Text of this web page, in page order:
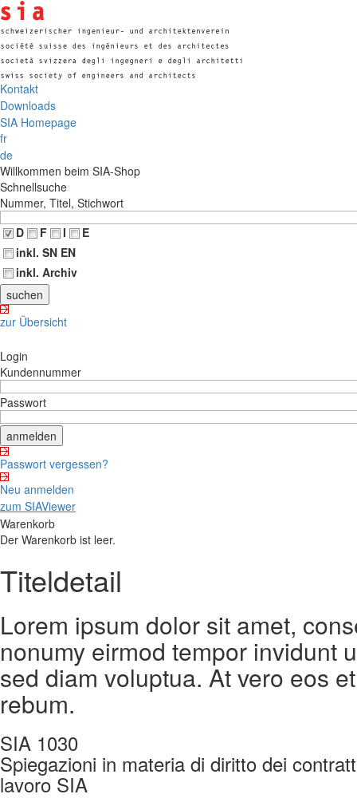
Kontakt
Downloads
SIA Homepage
fr
de
Willkommen beim SIA-Shop
Schnellsuche
Nummer, Titel, Stichwort
D
F I
E
inkl. SN EN
inkl. Archiv
zur Übersicht
Login
Kundennummer
Passwort
Passwort vergessen?
Neu anmelden
zum SIAViewer
Warenkorb
Der Warenkorb ist leer.
Titeldetail
Lorem ipsum dolor sit amet,
nonumy eirmod tempor invidunt
sed diam voluptua. At vero eos
rebum.
SIA 1030
Spiegazioni in materia di diritto dei
lavoro SIA